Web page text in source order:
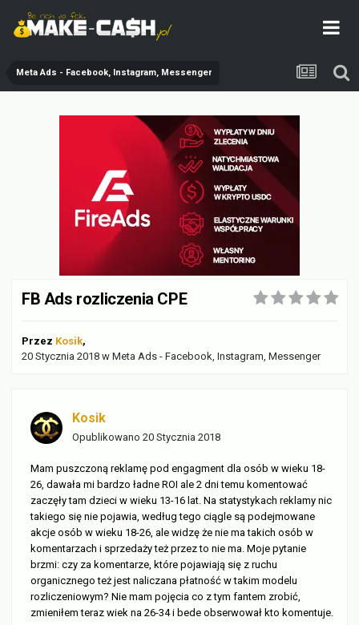
Meta Ads - Facebook, Instagram, Messenger
FB Ads rozliczenia CPE
Przez Kosik,
20 Stycznia 2018 w Meta Ads - Facebook, Instagram, Messenger
Kosik
Opublikowano 20 Stycznia 2018
Mam puszczoną reklamę pod engagment dla osób w wieku 18-
26, dawała mi bardzo ładne ROI ale 2 dni temu komentować
zaczęły tam dzieci w wieku 13-16 lat. Na statystykach reklamy nic
takiego się nie pojawia, według tego ciągle są podejmowane
akcje osób w wieku 18-26, ale widzę że nie ma takich osób w
komentarzach i sprzedaży też przez to nie ma. Moje pytanie
brzmi: czy za komentarze, które pojawiają się z ruchu
organicznego też jest naliczana płatność w takim modelu
rozliczeniowym? Nie mam pojęcia co z tym fantem zrobić,
zmieniłem teraz wiek na 26-34 i bede obserwował kto komentuje.